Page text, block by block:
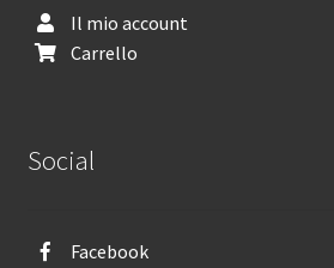
Il mio account
Carrello
Social
Facebook